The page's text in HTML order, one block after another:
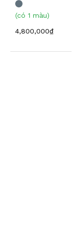
(có 1 màu)
4,800,000₫